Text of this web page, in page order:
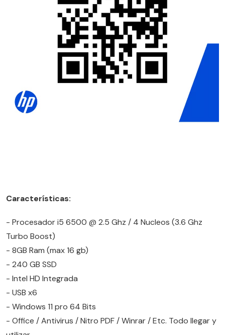
Características:
- Procesador i5 6500 @ 2.5 Ghz / 4 Nucleos (3.6 Ghz
Turbo Boost)
- 8GB Ram (max 16 gb)
- 240 GB SSD
- Intel HD Integrada
- USB x6
- Windows 11 pro 64 Bits
- Office / Antivirus / Nitro PDF / Winrar / Etc. Todo llegar y